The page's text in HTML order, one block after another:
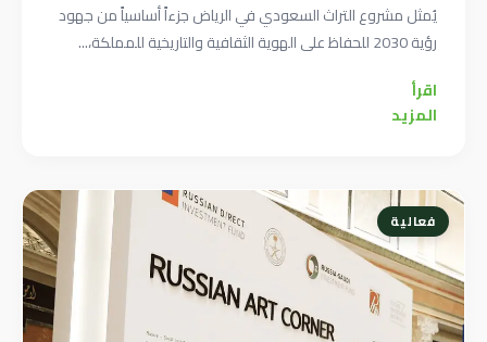
يُمثل مشروع التراث السعودي في الرياض جزءاً أساسياً من جهود
رؤية 2030 للحفاظ على الهوية الثقافية والتاريخية للمملكة،...
اقرأ
المزيد
فعالية